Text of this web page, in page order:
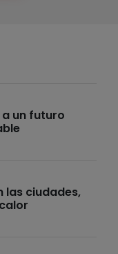
un futuro
las ciudades,